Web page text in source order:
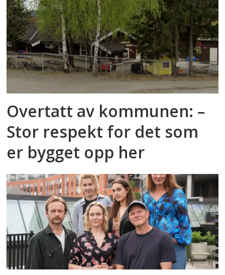
Overtatt av kommunen: –
Stor respekt for det som
er bygget opp her